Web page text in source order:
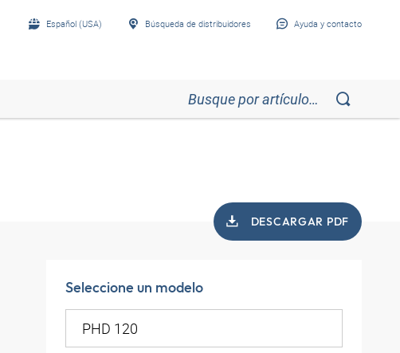
Español (USA) Búsqueda de distribuidores Ayuda y contacto
DESCARGAR PDF
Seleccione un modelo